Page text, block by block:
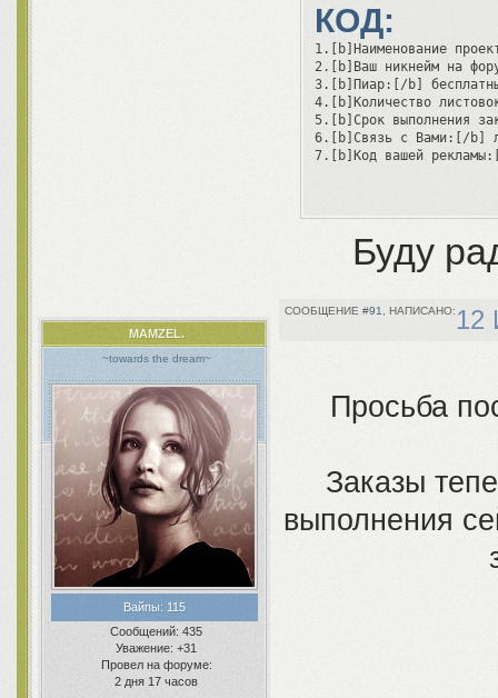
КОД:
1.[b]Наименование
2.[b]Ваш никнейм на
3.[b]Пиар:[/b]
4.[b]Количество
5.[b]Срок выполнения
6.[b]Связь с Вами:[/b]
7.[b]Код вашей
Буду
91 12
MAMZEL.
~towards the dream~
Вайпы: 115
Сообщений: 435
Уважение: +31
Провел на форуме:
2 дня 17 часов
Просьба
Заказы
выполнения